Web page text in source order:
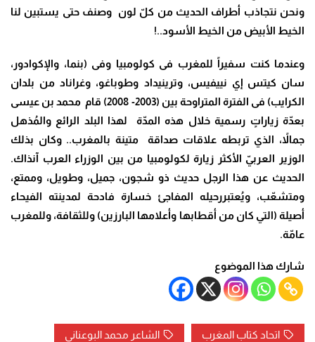
ونحن نتجاذب أطراف الحديث من كلّ لون وصنف حتى يستبين لنا
الخيط الأبيض من الخيط الأسود..!
وعندما كنت سفيراً للمغرب فى كولومبيا وفى (بنما، والإكوادور،
سان كيتس إي نييفيس، وترينيداد وطوباغو، وغراناد من بلدان
الكرايب) فى الفترة المتراوحة بين (2003- 2008) قام محمد بن عيسى
بعدّة زياراتٍ رسمية خلال هذه المدّة لهذا البلد الرائع والمُذهل
جمالاً، الذي تربطه علاقات صداقة متينة بالمغرب.. وكان بذلك
الوزير العربيّ الأكثر زيارة لكولومبيا من بين الوزراء العرب آنذاك.
الحديث عن هذا الرجل حديث ذو شجون، جميل، وطويل، وممتع،
ومتشعّب، ويُعتبررحيله المفاجئ خسارة فادحة لمدينته الفيحاء
أصيلة (التي كان من أقطابها وأعلامها البارزين) وللثقافة، وللمغرب
عامّة.
شارك هذا الموضوع
اتحاد كتاب المغرب الشاعر محمد البوعناني